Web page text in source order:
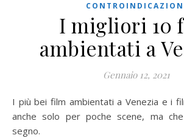
I migliori 10
ambientati a
Gennaio 12, 2021
I più bei film ambientati a Venezia e i film girati a Venezia
anche solo per poche scene, ma
segno.